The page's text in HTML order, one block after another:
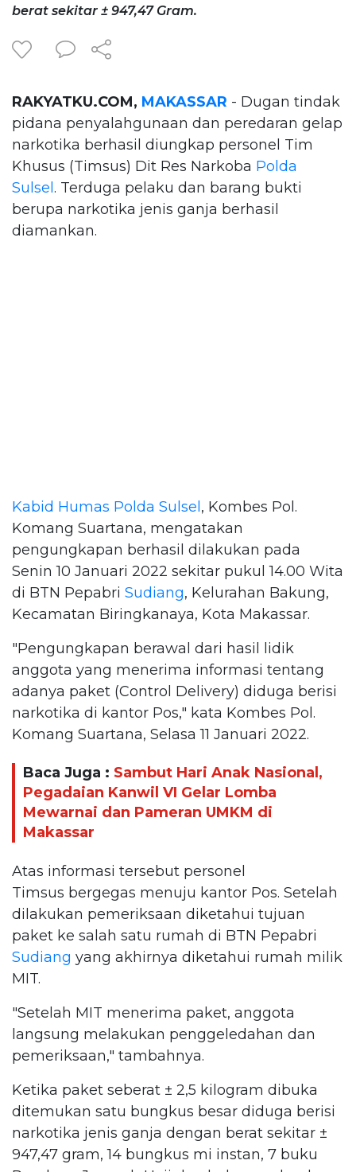
berat sekitar ± 947,47 Gram.
RAKYATKU.COM, MAKASSAR - Dugan tindak
pidana penyalahgunaan dan peredaran gelap
narkotika berhasil diungkap personel Tim
Khusus (Timsus) Dit Res Narkoba Polda
Sulsel . Terduga pelaku dan barang bukti
berupa narkotika jenis ganja berhasil
diamankan.
Kabid Humas Polda Sulsel , Kombes Pol.
Komang Suartana, mengatakan
pengungkapan berhasil dilakukan pada
Senin 10 Januari 2022 sekitar pukul 14.00 Wita
di BTN Pepabri Sudiang, Kelurahan Bakung,
Kecamatan Biringkanaya, Kota Makassar.
"Pengungkapan berawal dari hasil lidik
anggota yang menerima informasi tentang
adanya paket (Control Delivery) diduga berisi
narkotika di kantor Pos," kata Kombes Pol.
Komang Suartana, Selasa 11 Januari 2022.
Baca Juga : Sambut Hari Anak Nasional,
Pegadaian Kanwil VI Gelar Lomba
Mewarnai dan Pameran UMKM di
Makassar
Atas informasi tersebut personel
Timsus bergegas menuju kantor Pos. Setelah
dilakukan pemeriksaan diketahui tujuan
paket ke salah satu rumah di BTN Pepabri
Sudiang yang akhirnya diketahui rumah milik
MIT.
"Setelah MIT menerima paket, anggota
langsung melakukan penggeledahan dan
pemeriksaan," tambahnya.
Ketika paket seberat ± 2,5 kilogram dibuka
ditemukan satu bungkus besar diduga berisi
narkotika jenis ganja dengan berat sekitar ±
947,47 gram, 14 bungkus mi instan, 7 buku